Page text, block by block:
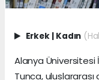
Erkek | Kadın
Alanya Üniversitesi
Tunca,